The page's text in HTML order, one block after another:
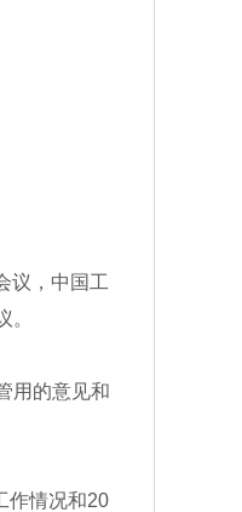
议，中国工
用的意见和
作情况和20